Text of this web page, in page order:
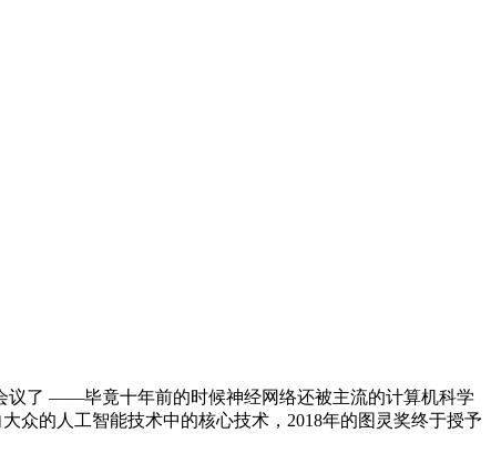
了 ——毕竟十年前的时候神经网络还被主流的计算机科学
众的人工智能技术中的核心技术，2018年的图灵奖终于授予